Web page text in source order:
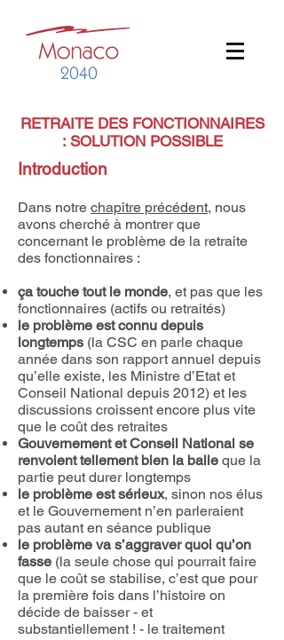
RETRAITE DES FONCTIONNAIRES
: SOLUTION POSSIBLE
Introduction
Dans notre chapitre précédent, nous
avons cherché à montrer que
concernant le problème de la retraite
des fonctionnaires :
ça touche tout le monde, et pas que les
fonctionnaires (actifs ou retraités)
le problème est connu depuis
longtemps (la CSC en parle chaque
année dans son rapport annuel depuis
qu’elle existe, les Ministre d’Etat et
Conseil National depuis 2012) et les
discussions croissent encore plus vite
que le coût des retraites
Gouvernement et Conseil National se
renvoient tellement bien la balle que la
partie peut durer longtemps
le problème est sérieux, sinon nos élus
et le Gouvernement n’en parleraient
pas autant en séance publique
le problème va s’aggraver quoi qu’on
fasse (la seule chose qui pourrait faire
que le coût se stabilise, c’est que pour
la première fois dans l’histoire on
décide de baisser - et
substantiellement ! - le traitement